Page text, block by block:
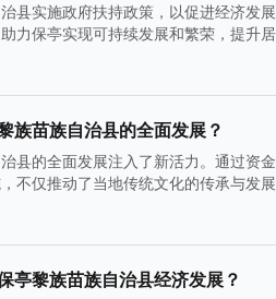
县实施政府扶持政策，以促进经济发
力保亭实现可持续发展和繁荣，提升
族苗族自治县的全面发展？
县的全面发展注入了新活力。通过资
不仅推动了当地传统文化的传承与发
亭黎族苗族自治县经济发展？